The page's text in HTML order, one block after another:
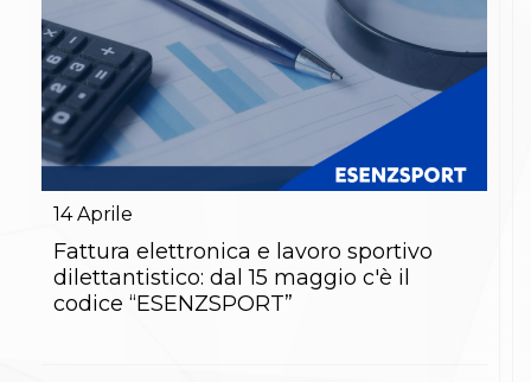
Media
Partners
Trasparenza
Judo
La disciplina
Attività Didattica
Gare e Risultati
Albi Federali
Lotta
La disciplina
News
Gare e Risultati
14 Aprile
Fattura elettronica e lavoro sportivo
dilettantistico: dal 15 maggio c'è il
codice “ESENZSPORT”